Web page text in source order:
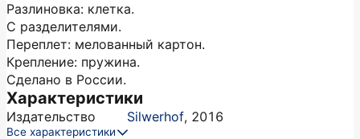
Разлиновка: клетка.
С разделителями.
Переплет: мелованный картон.
Крепление: пружина.
Сделано в России.
Характеристики
Издательство Silwerhof, 2016
Все характеристики